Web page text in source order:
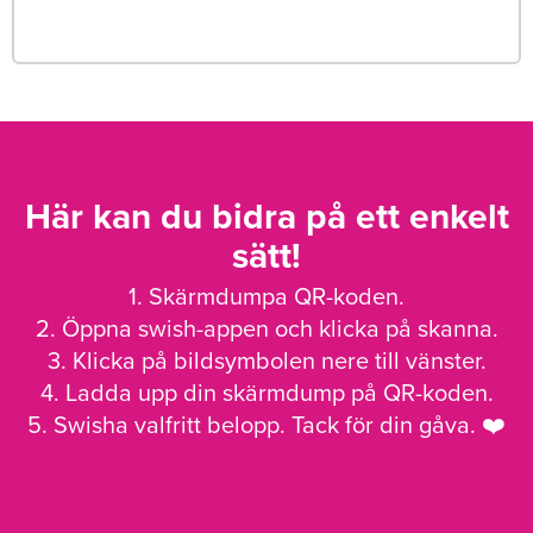
Här kan du bidra på ett enkelt
sätt!
1. Skärmdumpa QR-koden.
2. Öppna swish-appen och klicka på skanna.
3. Klicka på bildsymbolen nere till vänster.
4. Ladda upp din skärmdump på QR-koden.
5. Swisha valfritt belopp. Tack för din gåva. ❤️